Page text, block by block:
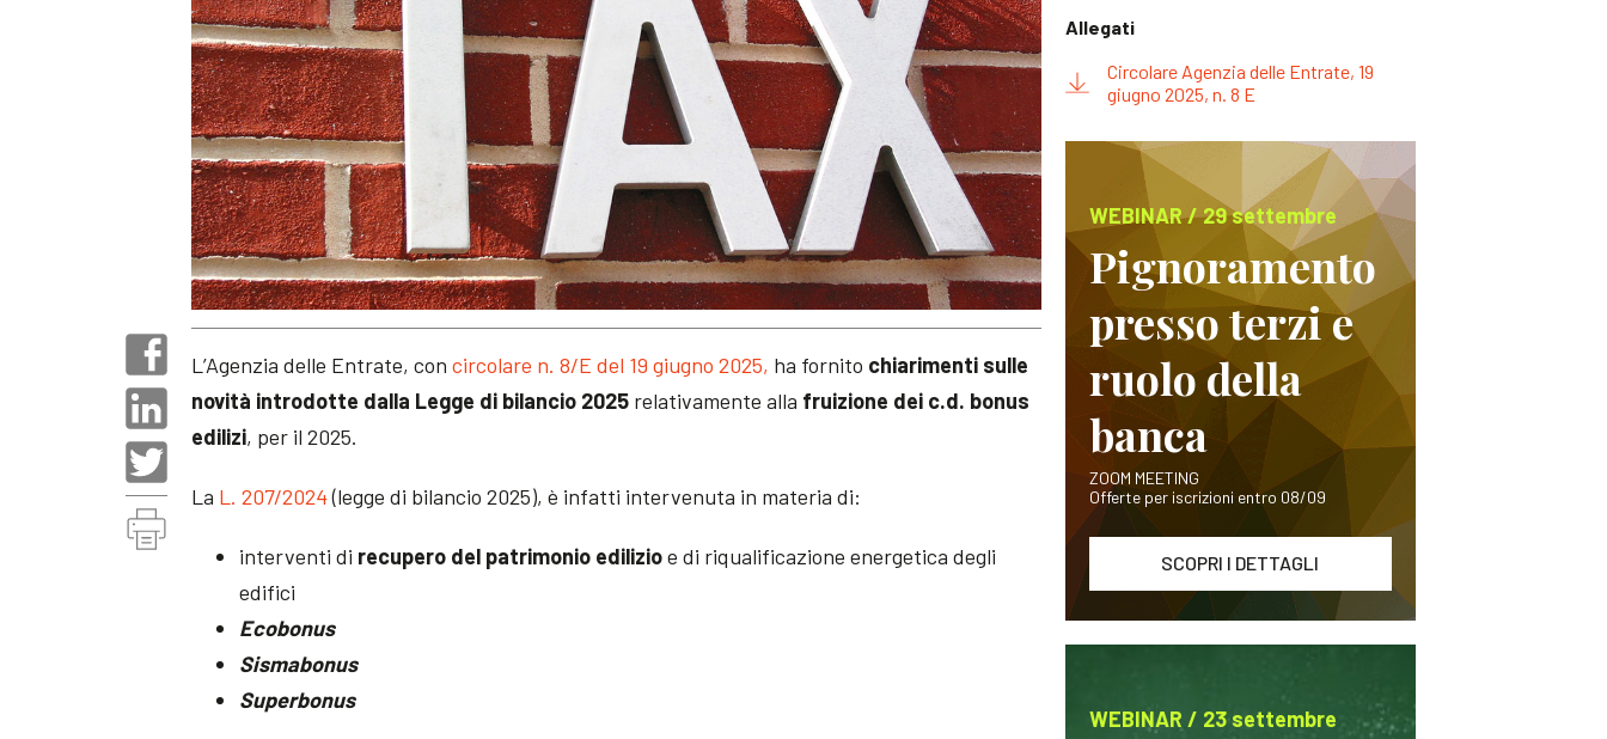
L’Agenzia delle Entrate, concircolare n. 8/E del 19 giugno 2025, ha fornito chiarimenti sulle
novità introdotte dalla Legge di bilancio 2025 relativamente alla fruizione dei c.d. bonus
edilizi, per il 2025.
La L. 207/2024(legge di bilancio 2025), è infatti intervenuta in materia di:
interventi di recupero del patrimonio edilizioe di riqualificazione energetica degli
edifici
Ecobonus
Sismabonus
Superbonus
Allegati
Circolare Agenzia delle Entrate, 19
giugno 2025, n. 8 E
WEBINAR / 29 settembre
Pignoramento
presso terzi e
ruolo della
banca
ZOOM MEETING
Offerte per iscrizioni entro 08/09
SCOPRI I DETTAGLI
WEBINAR / 23 settembre